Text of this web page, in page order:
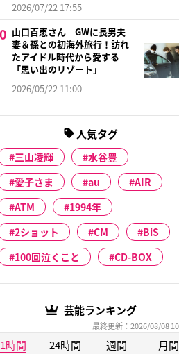
2026/07/22 17:55
山口百恵さん GWに長男夫
妻＆孫との初海外旅行！訪れ
たアイドル時代から愛する
「思い出のリゾート」
2026/05/22 11:00
人気タグ
三山凌輝
水谷豊
愛子さま
au
AIR
ATM
1994年
2ショット
CM
BiS
100回泣くこと
CD-BOX
芸能ランキング
最終更新：2026/08/08
1時間 24時間 週間 月間